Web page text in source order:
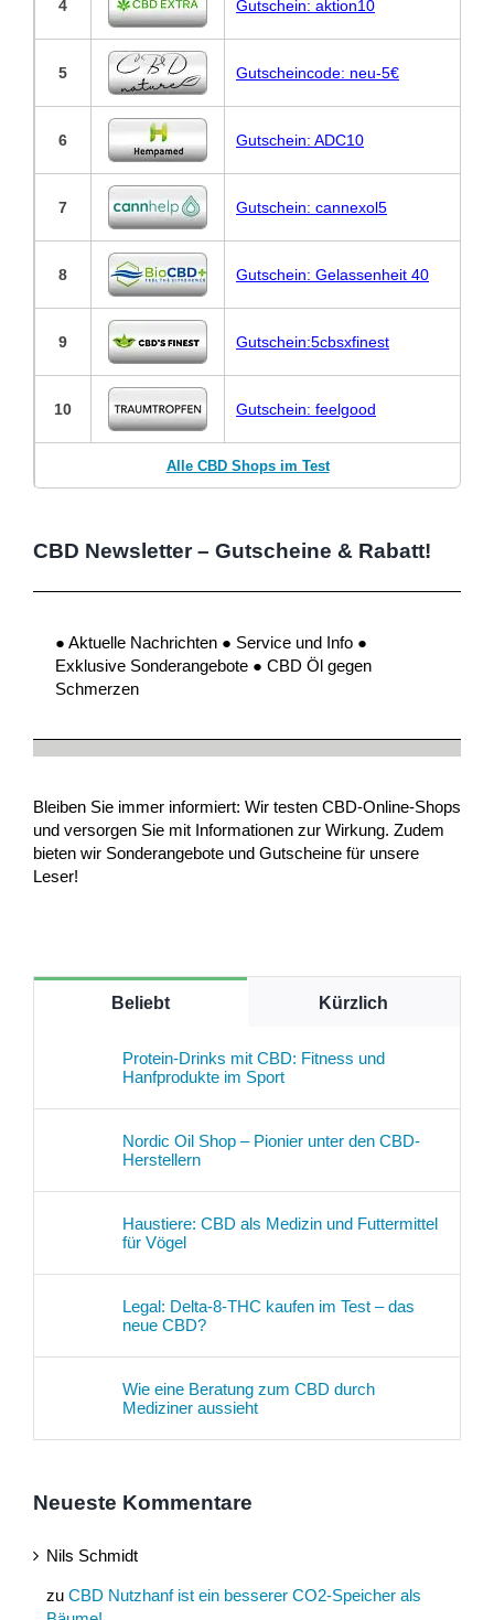
4 Gutschein: aktion10
5 Gutscheincode: neu-5€
6 Gutschein: ADC10
7 Gutschein: cannexol5
8 Gutschein: Gelassenheit 40
9 Gutschein:5cbsxfinest
10 Gutschein: feelgood
Alle CBD Shops im Test
CBD Newsletter – Gutscheine & Rabatt!
● Aktuelle Nachrichten ● Service und Info ●
Exklusive Sonderangebote ● CBD Öl gegen
Schmerzen
Bleiben Sie immer informiert: Wir testen CBD-Online-Shops
und versorgen Sie mit Informationen zur Wirkung. Zudem
bieten wir Sonderangebote und Gutscheine für unsere
Leser!
Beliebt Kürzlich
Protein-Drinks mit CBD: Fitness und
Hanfprodukte im Sport
Nordic Oil Shop – Pionier unter den CBD-
Herstellern
Haustiere: CBD als Medizin und Futtermittel
für Vögel
Legal: Delta-8-THC kaufen im Test – das
neue CBD?
Wie eine Beratung zum CBD durch
Mediziner aussieht
Neueste Kommentare
Nils Schmidt
zu CBD Nutzhanf ist ein besserer CO2-Speicher als